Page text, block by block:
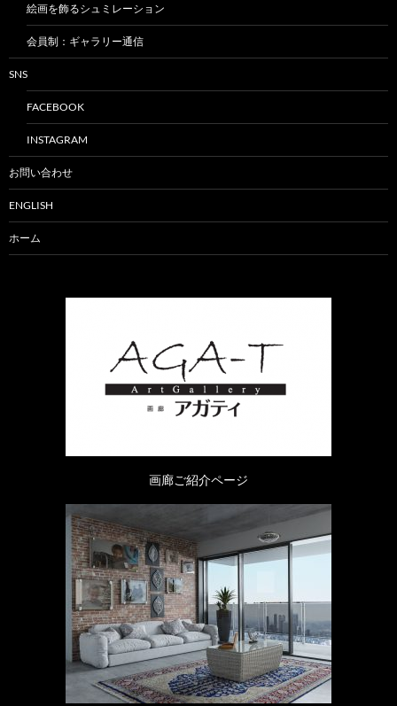
絵画を飾るシュミレーション
会員制：ギャラリー通信
SNS
FACEBOOK
INSTAGRAM
お問い合わせ
ENGLISH
ホーム
画廊ご紹介ページ